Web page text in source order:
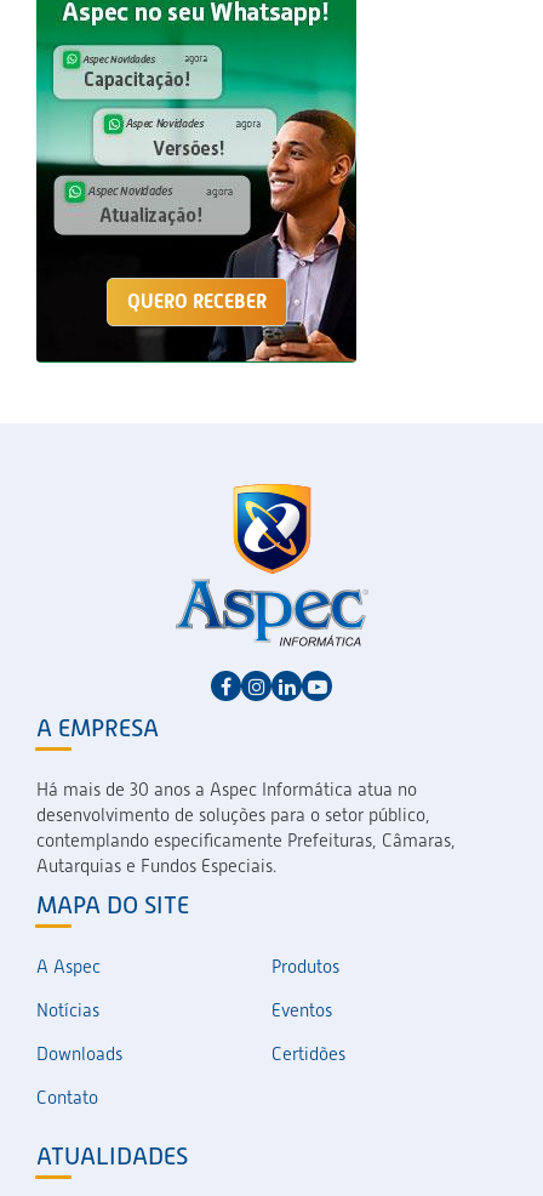
QUERO RECEBER
A EMPRESA
Há mais de 30 anos a Aspec Informática atua no
desenvolvimento de soluções para o setor público,
contemplando especificamente Prefeituras, Câmaras,
Autarquias e Fundos Especiais.
MAPA DO SITE
A Aspec
Produtos
Notícias
Eventos
Downloads
Certidões
Contato
ATUALIDADES